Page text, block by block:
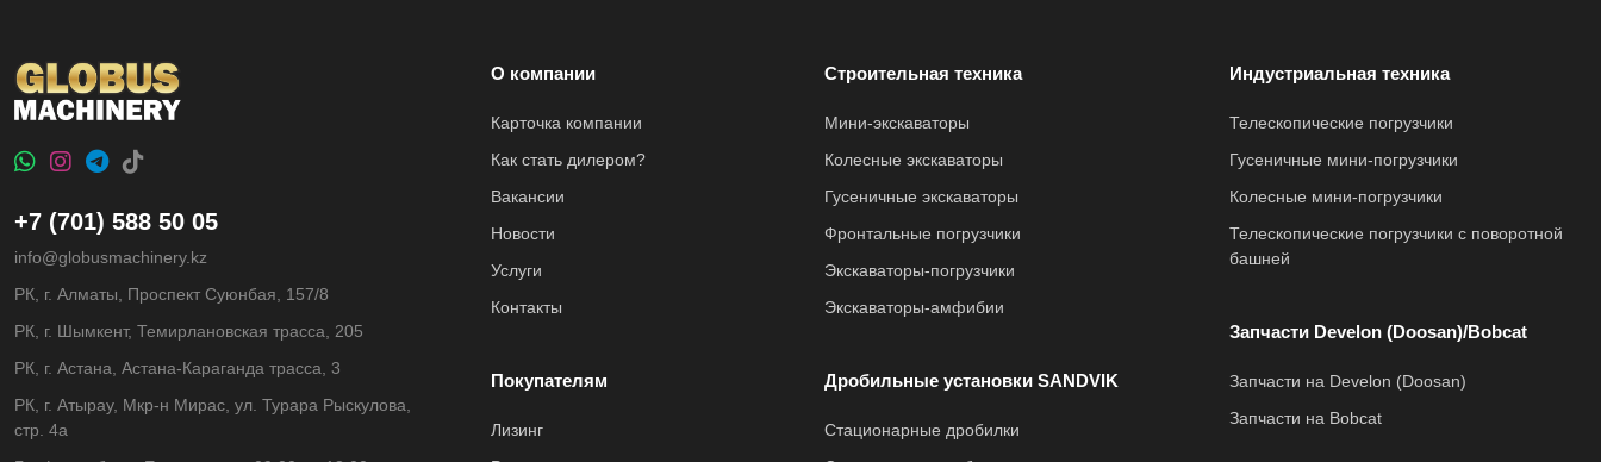
+7 (701) 588 50 05
info@globusmachinery.kz
РК, г. Алматы, Проспект Суюнбая, 157/8
РК, г. Шымкент, Темирлановская трасса, 205
РК, г. Астана, Астана-Караганда трасса, 3
РК, г. Атырау, Мкр-н Мирас, ул. Турара Рыскулова,
стр. 4а
О компании
Карточка компании
Как стать дилером?
Вакансии
Новости
Услуги
Контакты
Покупателям
Лизинг
Строительная техника
Мини-экскаваторы
Колесные экскаваторы
Гусеничные экскаваторы
Фронтальные погрузчики
Экскаваторы-погрузчики
Экскаваторы-амфибии
Дробильные установки SANDVIK
Стационарные дробилки
Индустриальная техника
Телескопические погрузчики
Гусеничные мини-погрузчики
Колесные мини-погрузчики
Телескопические погрузчики с поворотной
башней
Запчасти Develon (Doosan)/Bobcat
Запчасти на Develon (Doosan)
Запчасти на Bobcat